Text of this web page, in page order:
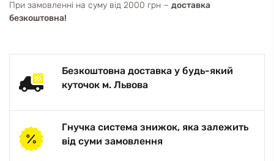
При замовленні на суму від 2000 грн − доставка
безкоштовна!
Безкоштовна доставка у будь-який
куточок м. Львова
Гнучка система знижок, яка залежить
від суми замовлення